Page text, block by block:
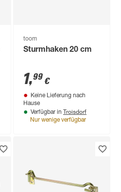
toom
Sturmhaken 20 cm
1,99 €
Keine Lieferung nach
Hause
Verfügbar in Troisdorf
Nur wenige verfügbar